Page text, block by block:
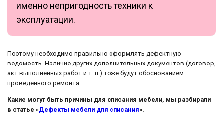
именно непригодность техники к
эксплуатации.
Поэтому необходимо правильно оформлять дефектную
ведомость. Наличие других дополнительных документов (договор,
акт выполненных работ и т. п.) тоже будут обоснованием
проведенного ремонта.
Какие могут быть причины для списания мебели, мы разбирали
в статье «Дефекты мебели для списания».